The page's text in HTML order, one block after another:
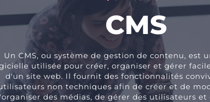
CMS
Un CMS, ou système de gestion de contenu, est
utilisée pour créer, organiser et gérer
d'un site web. Il fournit des fonctionnalités
non techniques afin de créer et de
des médias, de gérer des utilisateurs et